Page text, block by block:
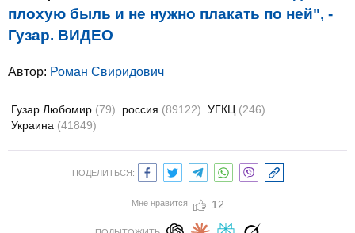
плохую быль и не нужно плакать по ней", -
Гузар. ВИДЕО
Автор: Роман Свиридович
Гузар Любомир (79) россия (89122) УГКЦ (246)
Украина (41849)
ПОДЕЛИТЬСЯ:
Мне нравится 12